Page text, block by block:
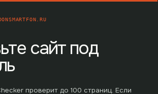
сайт под
проверит до 100 страниц. Если